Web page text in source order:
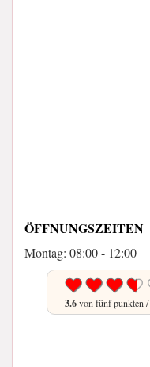
ÖFFNUNGSZEITEN
Montag: 08:00 - 12:00
3.6von fünf punkten /